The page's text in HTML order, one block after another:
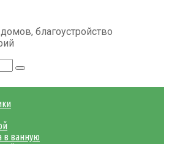
благоустройство
в ванную